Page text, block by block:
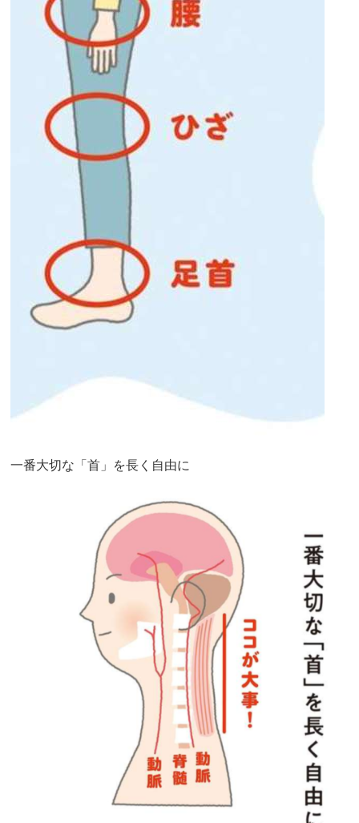
一番大切な「首」を長く自由に